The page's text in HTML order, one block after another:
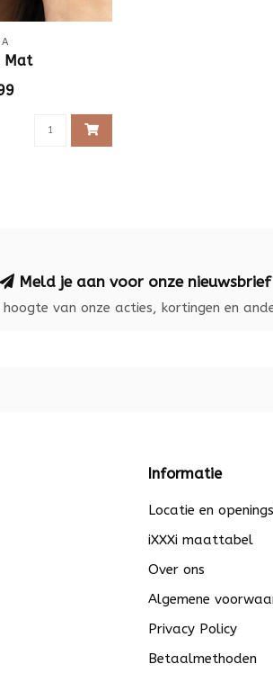
Mat
Meld je aan voor onze nieuwsbrief
van onze acties, kortingen en
Informatie
Locatie en
iXXXi maattabel
Over ons
Algemene
Privacy Policy
Betaalmethoden